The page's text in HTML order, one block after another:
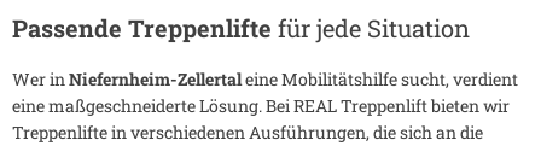
Passende Treppenlifte für jede Situation
Wer inNiefernheim-Zellertaleine Mobilitätshilfe sucht, verdient
eine maßgeschneiderte Lösung. Bei REAL Treppenlift bieten wir
Treppenlifte in verschiedenen Ausführungen, die sich an die